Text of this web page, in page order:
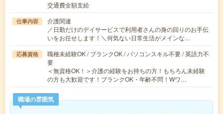
交通費全額支給
仕事内容
介護関連
／日勤だけのデイサービスで利用者さんの身の回りのお手伝
いをお任せします！＼何気ない日常生活がメインな…
応募資格
職種未経験OK / ブランクOK / パソコンスキル不要 / 英語力不
要
＜無資格OK！＞介護の経験をお持ちの方！もちろん未経験
の方も大歓迎です！ブランクOK・年齢不問！Wワ…
職場の雰囲気